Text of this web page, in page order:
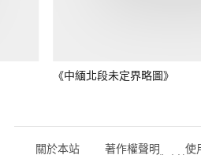
《中緬北段未定界略圖》
關於本站 著作權聲明 使